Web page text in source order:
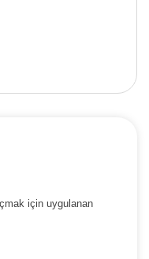
için uygulanan